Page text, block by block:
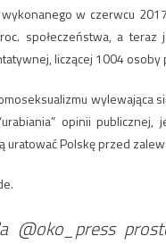
w czerwcu
społeczeństwa, a
liczącej 1004 osoby
wylewająca
opinii
uratować Polskę przed